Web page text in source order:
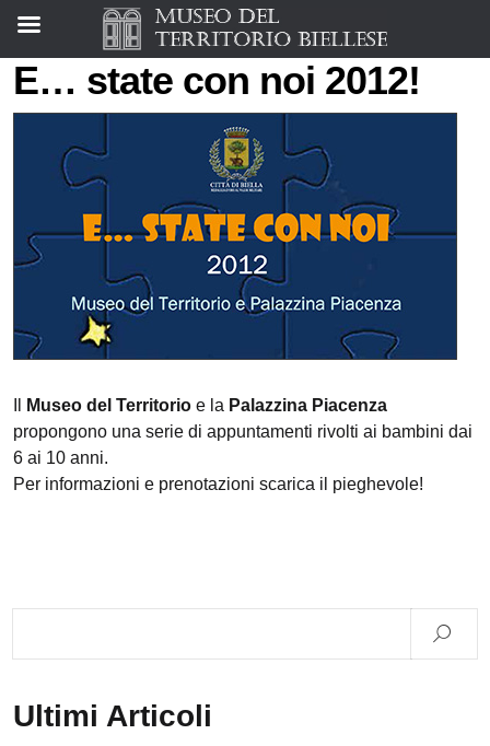
E… state con noi 2012!
Museo del Territorio e la Palazzina Piacenza
propongono una serie di appuntamenti rivolti ai bambini dai
6 ai 10 anni.
Per informazioni e prenotazioni scarica il pieghevole!
Ultimi Articoli